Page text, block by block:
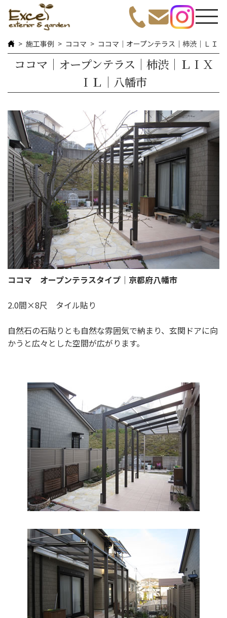
施工事例 ココマ ココマ｜オープンテラス｜柿渋｜ＬＩ
ココマ｜オープンテラス｜柿渋｜ＬＩＸ
ＩＬ｜八幡市
ココマ オープンテラスタイプ｜京都府八幡市
2.0間×8尺 タイル貼り
自然石の石貼りとも自然な雰囲気で納まり、玄関ドアに向
かうと広々とした空間が広がります。